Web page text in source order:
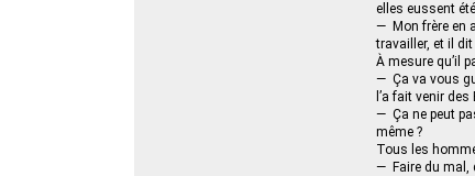
elles eussent
— Mon frère en
travailler, et il
À mesure qu’il
— Ça va vous
l’a fait venir
— Ça ne peut
même ?
Tous les
— Faire du mal,